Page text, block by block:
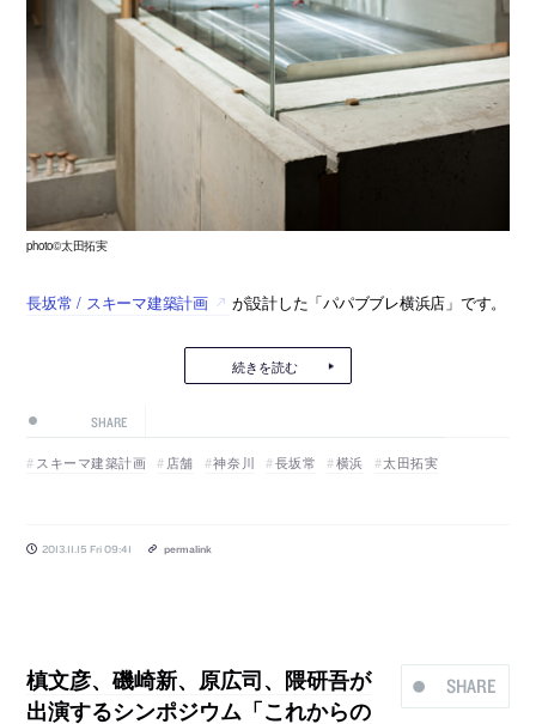
photo©太田拓実
長坂常 / スキーマ建築計画 が設計した「パパブブレ横浜店」です。
続きを読む
SHARE
スキーマ建築計画 店舗 神奈川 長坂常 横浜 太田拓実
2013.11.15 Fri 09:41 permalink
SHARE
槙文彦、磯崎新、原広司、隈研吾が
出演するシンポジウム「これからの